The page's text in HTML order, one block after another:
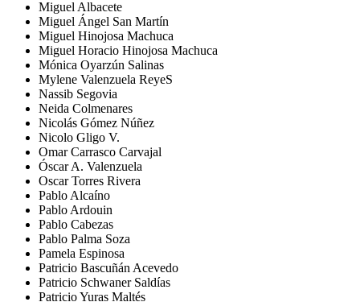
Miguel Albacete
Miguel Ángel San Martín
Miguel Hinojosa Machuca
Miguel Horacio Hinojosa Machuca
Mónica Oyarzún Salinas
Mylene Valenzuela ReyeS
Nassib Segovia
Neida Colmenares
Nicolás Gómez Núñez
Nicolo Gligo V.
Omar Carrasco Carvajal
Óscar A. Valenzuela
Oscar Torres Rivera
Pablo Alcaíno
Pablo Ardouin
Pablo Cabezas
Pablo Palma Soza
Pamela Espinosa
Patricio Bascuñán Acevedo
Patricio Schwaner Saldías
Patricio Yuras Maltés